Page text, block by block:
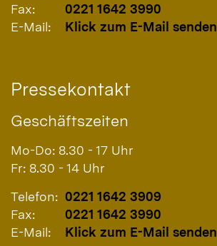
Fax:
0221 1642 3990
E-Mail:
Klick zum E-Mail senden
Pressekontakt
Geschäftszeiten
Mo-Do: 8.30 - 17 Uhr
Fr: 8.30 - 14 Uhr
Telefon: 0221 1642 3909
Fax:
0221 1642 3990
E-Mail:
Klick zum E-Mail senden